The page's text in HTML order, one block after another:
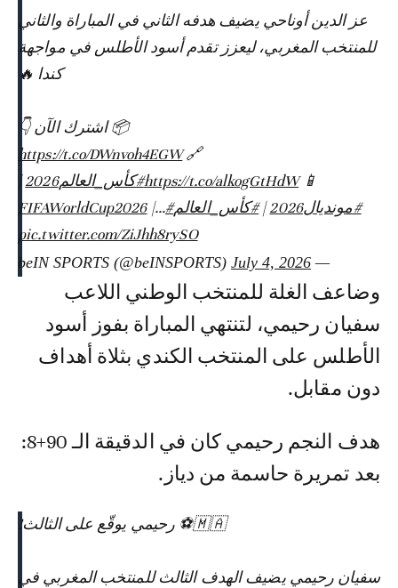
عز الدين أوناحي يضيف هدفه الثاني في المباراة والثاني
للمنتخب المغربي، ليعزز تقدم أسود الأطلس في مواجهة
كندا 🔥
📦 اشترك الآن 👇
🔗
https://t.co/DWnvoh4EGW
📱
https://t.co/alkogGtHdW#كأس_العالم2026
|
#مونديال2026
|#كأس_العالم#FIFAWorldCup2026
|…
pic.twitter.com/ZiJhh8rySO
— beIN SPORTS (@beINSPORTS)
July 4, 2026
وضاعف الغلة للمنتخب الوطني اللاعب
سفيان رحيمي، لتنتهي المباراة بفوز أسود
الأطلس على المنتخب الكندي بثلاة أهداف
دون مقابل.
هدف النجم رحيمي كان في الدقيقة الـ 90+8:
بعد تمريرة حاسمة من دياز.
🇲🇦⚽️ رحيمي يوقّع على الثالث!
سفيان رحيمي يضيف الهدف الثالث للمنتخب المغربي في